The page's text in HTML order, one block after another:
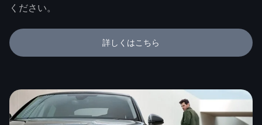
ください。
詳しくはこちら